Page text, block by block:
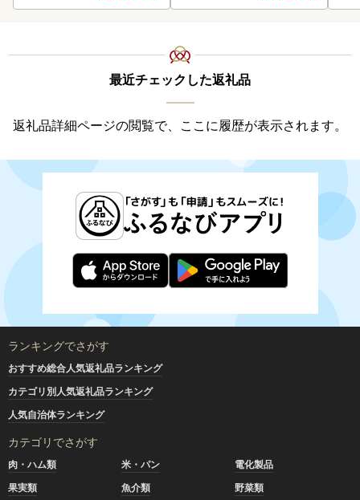
最近チェックした返礼品
返礼品詳細ページの閲覧で、ここに履歴が表示されます。
ランキングでさがす
おすすめ総合人気返礼品ランキング
カテゴリ別人気返礼品ランキング
人気自治体ランキング
カテゴリでさがす
肉・ハム類 米・パン
電化製品
果実類
魚介類
野菜類